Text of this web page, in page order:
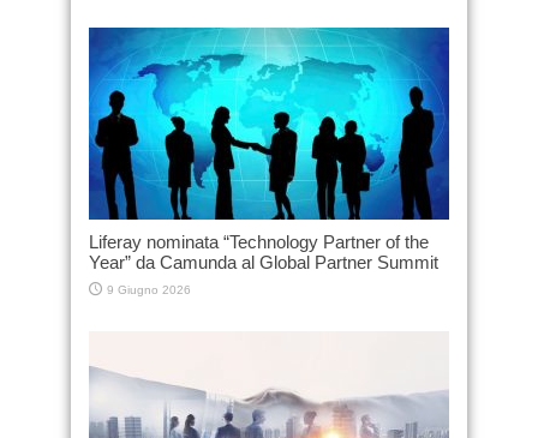
Liferay nominata “Technology Partner of the
Year” da Camunda al Global Partner Summit
9 Giugno 2026